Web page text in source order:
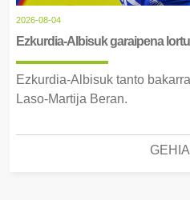
2026-08-04
Ezkurdia-Albisuk garaipena
Ezkurdia-Albisuk tanto
Laso-Martija Beran.